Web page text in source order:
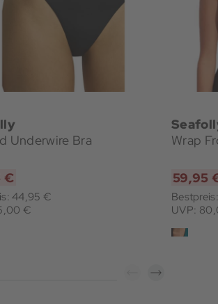
Underwire Bra
€
44,95 €
€
59,95
UVP: